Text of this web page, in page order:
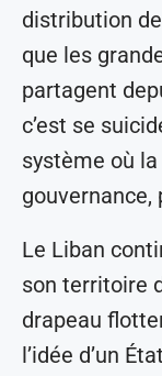
distribution
que les
partagent
c’est se
système où
gouvernance,
Le Liban
son territoire
drapeau
l’idée d’un